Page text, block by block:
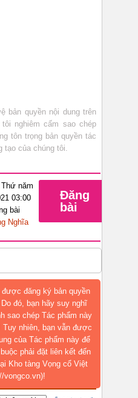
bản quyền nội dung trên
nghiêm cấm sao chép
tôn trọng bản quyền tác
tạo của chúng tôi.
năm
03:00
bài
Nghĩa
Đăng
bài
đăng ký bản quyền
đó, bạn hãy suy nghĩ
sao chép Tác phẩm này
nhiên, bạn vẫn được
của Tác phẩm này để
phải đặt liên kết đến
Kho tàng Vọng cổ Việt
vongco.vn)!